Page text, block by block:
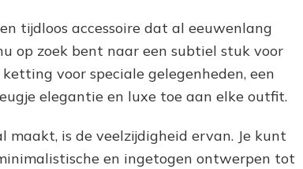
hanger
tijdloos accessoire dat al eeuwenlang
op zoek bent naar een subtiel stuk voor
voor speciale gelegenheden, een
elegantie en luxe toe aan elke outfit.
is de veelzijdigheid ervan. Je kunt
en ingetogen ontwerpen tot